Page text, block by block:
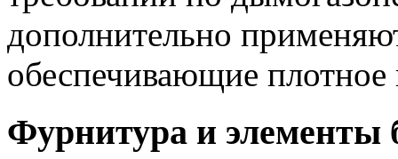
дополнительно
обеспечивающие
Фурнитура и элементы